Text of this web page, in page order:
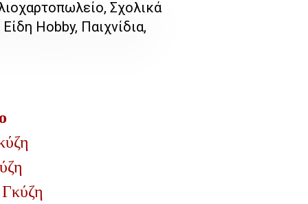
Σχολικά
Hobby, Παιχνίδια,